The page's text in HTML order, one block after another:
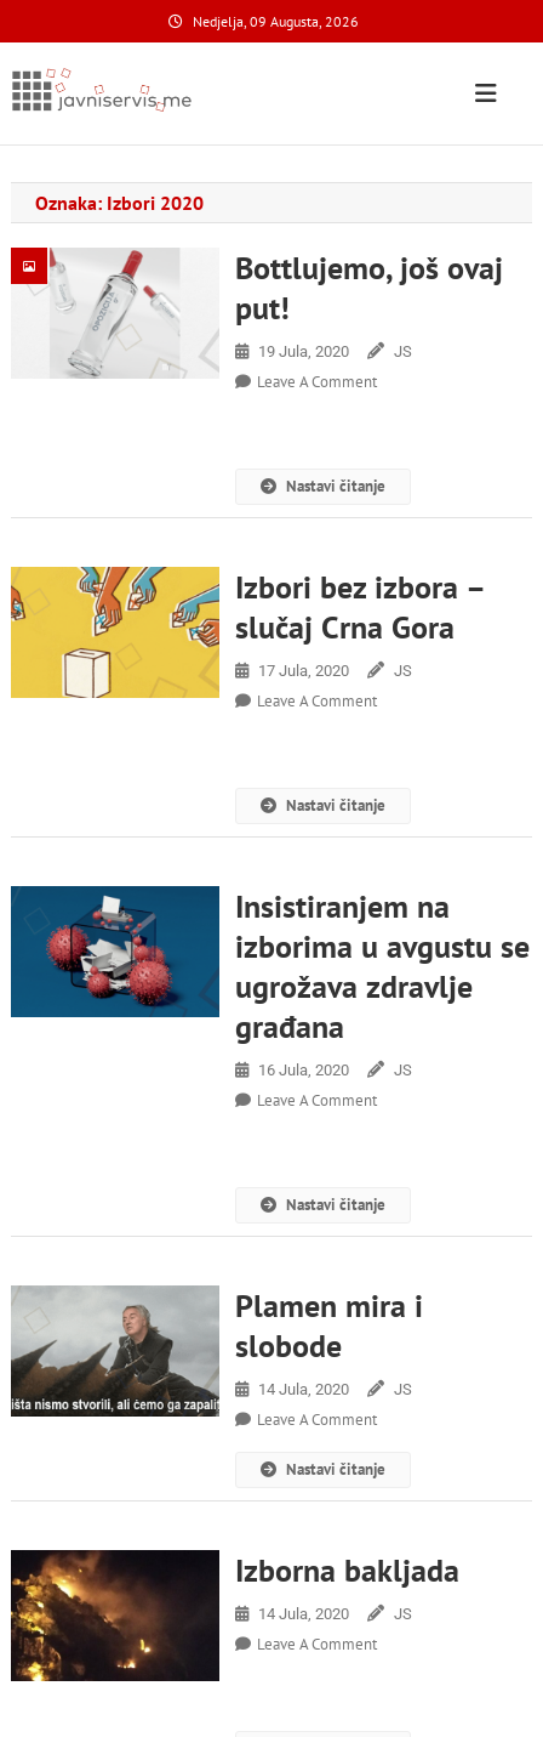
to
content
Nedjelja, 09 Augusta, 2026
Javni Servis
Oznaka: Izbori 2020
Bottlujemo, još ovaj
put!
19 Jula, 2020 JS
Leave A CommentOn
Put!
Nastavi čitanje
Izbori bez izbora –
slučaj Crna Gora
17 Jula, 2020 JS
Leave A CommentOn
–
Slučaj
Crna
Nastavi čitanje
Insistiranjem na
izborima u avgustu se
ugrožava zdravlje
građana
16 Jula, 2020 JS
Leave A CommentOn
U
Avgustu
Se
Zdravlje
Građana
Nastavi čitanje
Plamen mira i
slobode
14 Jula, 2020 JS
Leave A CommentOn
Mira
Nastavi čitanje
Izborna bakljada
14 Jula, 2020 JS
Leave A CommentOn